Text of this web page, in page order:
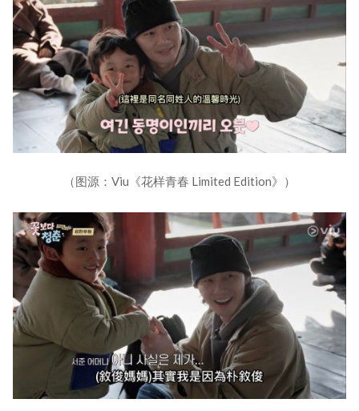
（图源：Viu《花样青春 Limited Edition》）